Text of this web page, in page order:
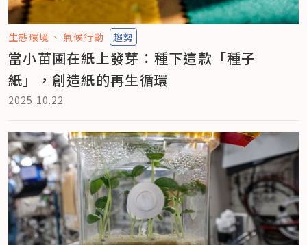
生態環境 氣候行動 趨勢
當小苗圃在紙上發芽：種下這款「種子
紙」，創造紙的再生循環
2025.10.22